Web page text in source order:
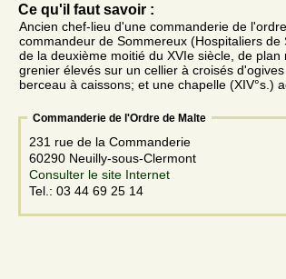
Ce qu'il faut savoir :
Ancien chef-lieu d'une commanderie de
commandeur de Sommereux (Hospitaliers
de la deuxième moitié du XVIe siècle, de
grenier élevés sur un cellier à croisés
berceau à caissons; et une chapelle (XIV°s.)
Commanderie de l'Ordre de Malte
231 rue de la Commanderie
60290 Neuilly-sous-Clermont
Consulter le site Internet
Tel.: 03 44 69 25 14